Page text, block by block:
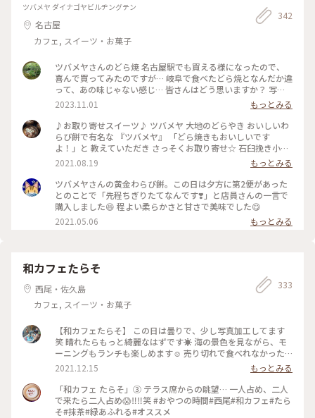
ツバメヤ ダイナゴヤビルヂングテン
名古屋
カフェ, スイーツ・お菓子
342
ツバメヤさんのどら焼 名古屋駅でも買える様になったので、
喜んで買ってみたのですが… 岐阜で食べたどら焼となんだか違
って、あの味じゃない感じ… 皆さんはどう思いますか？ 写真
は以前、美濃で買って食べた、どら焼です💓 しっとり感とあ
んのバランスが良かった💓 #私のことりっぷ旅 #秋さんぽ #名
古屋 #岐阜 名駅久しぶりに行きました☺️
2023.11.01
もっとみる
♪お取り寄せスイーツ♪ ツバメヤ 大地のどらやき おいしいわ
らび餅で有名な 『ツバメヤ』 「どら焼きもおいしいです
よ！」と 教えていただき さっそくお取り寄せ☆ 石臼挽き小麦
全粒粉100%の生地は フワッとやわらか☆ 香ばしく焼き上げ
られています☆ そして特別栽培小豆と粗糖で 炊かれた粒あん
☆ コクのある甘さで 粒がしっかりツヤっと☆ ん〜おいしい
っ！ 大きくて食べ応えもあります☆ 今度名古屋に行ったら わ
らび餅とどら焼き 両方買わなくちゃ！！ また楽しみにしてい
ます☆ #どら焼き #わらび餅 #和菓子 #おみやげ #手みやげ #大
名古屋ビルヂング #名古屋
2021.08.19
もっとみる
ツバメヤさんの黄金わらび餅。この日は夕方に第2便があった
とのことで「先程ちぎりたてなんです❣️」と店員さんの一言で
購入しました😆 程よい柔らかさと甘さで美味でした😋
2021.05.06
もっとみる
和カフェたらそ
西尾・佐久島
カフェ, スイーツ・お菓子
333
【和カフェたらそ】 この日は曇りで、少し写真加工してます
笑 晴れたらもっと綺麗なはずです☀️ 海の景色を見ながら、モ
ーニングもランチも楽しめます☺️ 売り切れで食べれなかった
のですが、カレーが大人気だそうです🍛 #愛知カフェ #西尾
市カフェ #和カフェたらそ #トースト ＃海
2021.12.15
もっとみる
「和カフェ たらそ」③ テラス席からの眺望… 一人占め、二人
で来たら二人占め😱‼️‼️笑 #おやつの時間#西尾#和カフェ#たら
そ#抹茶#緑あふれる#オススメ